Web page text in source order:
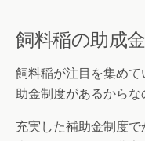
飼料稲の助成
飼料稲が注目を集め
助金制度があるからな
充実した補助金制度で